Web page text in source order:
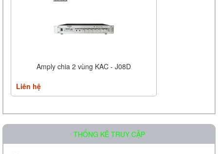
Amply chia 2 vùng KAC - J08D
Liên hệ
THỐNG KÊ TRUY CẬP